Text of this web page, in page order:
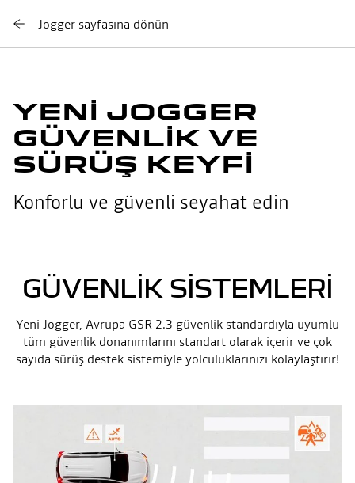
Jogger sayfasına dönün
YENI JOGGER
GÜVENLIK VE
SÜRÜŞ KEYFI
Konforlu ve güvenli seyahat edin
GÜVENLIK SISTEMLERI
Yeni Jogger, Avrupa GSR 2.3 güvenlik standardıyla uyumlu
tüm güvenlik donanımlarını standart olarak içerir ve çok
sayıda sürüş destek sistemiyle yolculuklarınızı kolaylaştırır!